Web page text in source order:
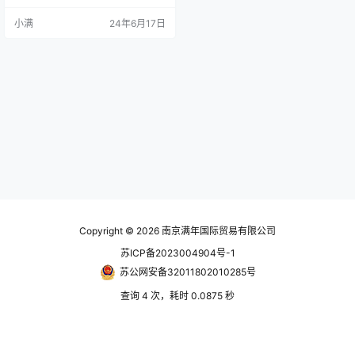
负荷提高了耐磨性 技术参数 属性数
小满 24年6月17日
Copyright © 2026 南京满年国际贸易有限公司
苏ICP备2023004904号-1
苏公网安备32011802010285号
查询 4 次，耗时 0.0875 秒